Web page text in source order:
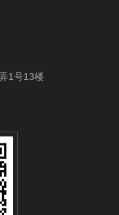
弄1号13楼